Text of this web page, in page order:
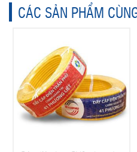
CÁC SẢN PHẨM